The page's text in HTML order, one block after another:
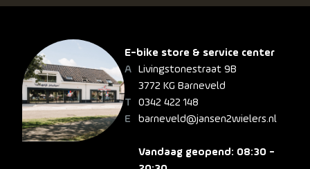
E-bike store & service center
Livingstonestraat 9B
3772 KG Barneveld
0342 422 148
barneveld@jansen2wielers.nl
Vandaag geopend: 08:30 -